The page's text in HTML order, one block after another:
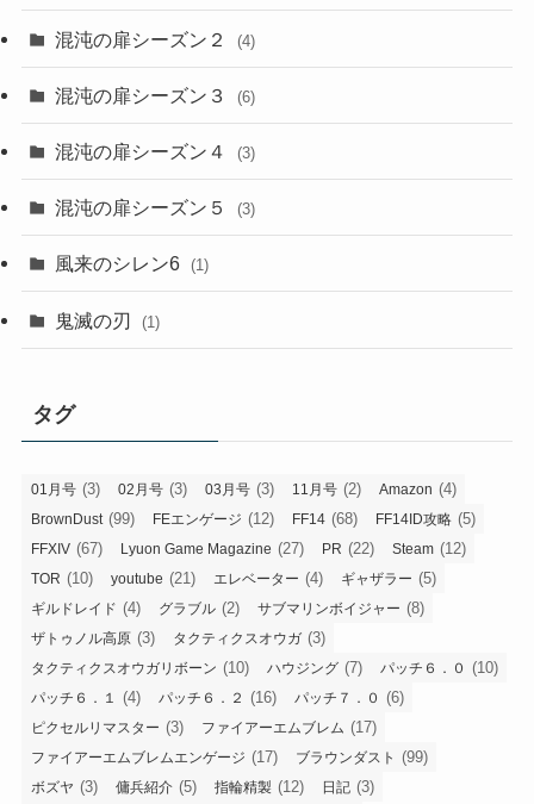
混沌の扉シーズン２ (4)
混沌の扉シーズン３ (6)
混沌の扉シーズン４ (3)
混沌の扉シーズン５ (3)
風来のシレン6 (1)
鬼滅の刃 (1)
タグ
01月号 (3) 02月号 (3) 03月号 (3) 11月号 (2) Amazon (4)
BrownDust (99) FEエンゲージ (12) FF14 (68) FF14ID攻略 (5)
FFXIV (67) Lyuon Game Magazine (27) PR (22) Steam (12)
TOR (10) youtube (21) エレベーター (4) ギャザラー (5)
ギルドレイド (4) グラブル (2) サブマリンボイジャー (8)
ザトゥノル高原 (3) タクティクスオウガ (3)
タクティクスオウガリボーン (10) ハウジング (7) パッチ６．０ (10)
パッチ６．１ (4) パッチ６．２ (16) パッチ７．０ (6)
ピクセルリマスター (3) ファイアーエムブレム (17)
ファイアーエムブレムエンゲージ (17) ブラウンダスト (99)
ボズヤ (3) 傭兵紹介 (5) 指輪精製 (12) 日記 (3)